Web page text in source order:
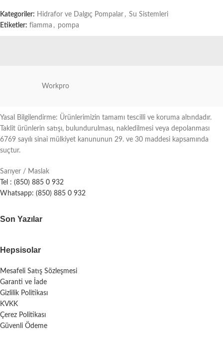
Kategoriler: Hidrafor ve Dalgıç Pompalar , Su Sistemleri
Etiketler: fiamma , pompa
Workpro
Yasal Bilgilendirme: Ürünlerimizin tamamı tescilli ve koruma altındadır.
Taklit ürünlerin satışı, bulundurulması, nakledilmesi veya depolanması
6769 sayılı sinai mülkiyet kanununun 29. ve 30 maddesi kapsamında
suçtur.
Sarıyer / Maslak
Tel : (850) 885 0 932
Whatsapp: (850) 885 0 932
Son Yazılar
Hepsisolar
Mesafeli Satış Sözleşmesi
Garanti ve İade
Gizlilik Politikası
KVKK
Çerez Politikası
Güvenli Ödeme